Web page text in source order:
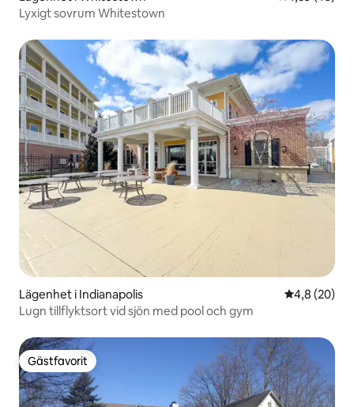
Lyxigt sovrum Whitestown
Lägenhet i Indianapolis 4,8 av 5 i
4,8 (20)
Lugn tillflyktsort vid sjön med pool och gym
Gästfavorit
Gästfavorit